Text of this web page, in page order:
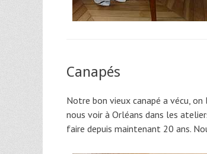
Canapés
Notre bon vieux canapé a vécu,
nous voir à Orléans dans les
faire depuis maintenant 20 ans.